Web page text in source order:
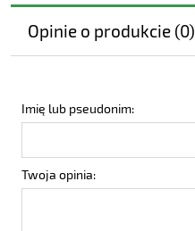
Opinie o produkcie (0)
Imię lub pseudonim:
Twoja opinia: